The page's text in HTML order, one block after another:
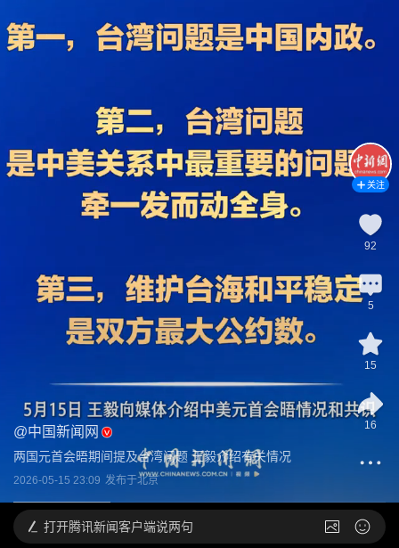
@中国新闻网
两国元首会晤期间提及台湾问题 王毅介绍有关情况
2026-05-15 23:09 发布于北京
关注
92
5
15
16
打开腾讯新闻客户端说两句